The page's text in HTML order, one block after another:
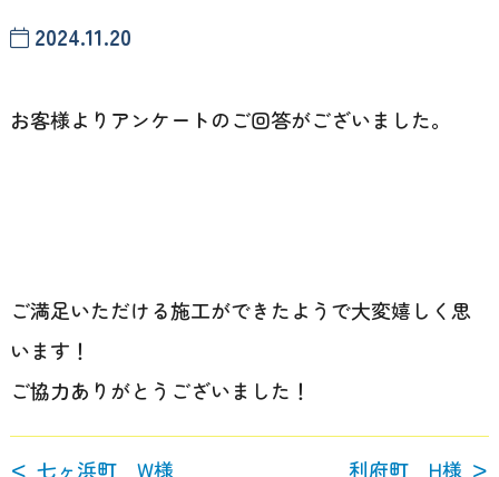
2024.11.20
お客様よりアンケートのご回答がございました。
ご満足いただける施工ができたようで大変嬉しく思
います！
ご協力ありがとうございました！
七ヶ浜町 W様 利府町 H様